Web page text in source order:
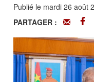
Publié le mardi 26 août
PARTAGER :